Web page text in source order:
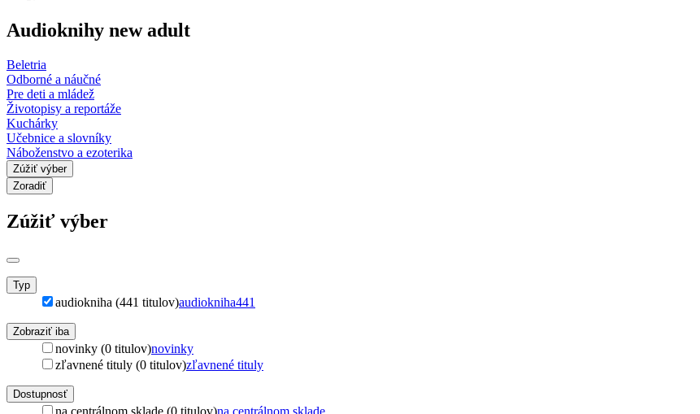
Audioknihy new adult
Beletria
Odborné a náučné
Pre deti a mládež
Životopisy a reportáže
Kuchárky
Učebnice a slovníky
Náboženstvo a ezoterika
Zúžiť výber
Zoradiť
Zúžiť výber
Typ
audiokniha (441 titulov)audiokniha441
Zobraziť iba
novinky (0 titulov)novinky
zľavnené tituly (0 titulov)zľavnené tituly
Dostupnosť
na centrálnom sklade (0 titulov)na centrálnom sklade